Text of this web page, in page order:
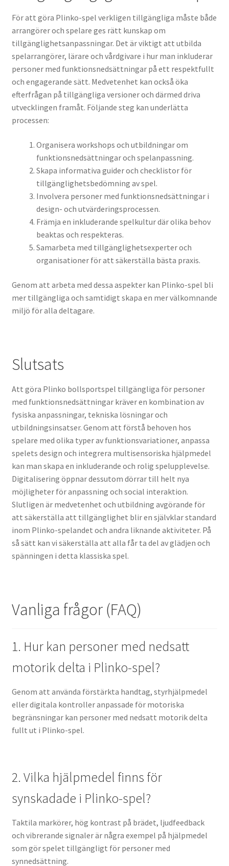
För att göra Plinko-spel verkligen tillgängliga måste både
arrangörer och spelare ges rätt kunskap om
tillgänglighetsanpassningar. Det är viktigt att utbilda
spelarrangörer, lärare och vårdgivare i hur man inkluderar
personer med funktionsnedsättningar på ett respektfullt
och engagerande sätt. Medvetenhet kan också öka
efterfrågan på tillgängliga versioner och därmed driva
utvecklingen framåt. Följande steg kan underlätta
processen:
Organisera workshops och utbildningar om
funktionsnedsättningar och spelanpassning.
Skapa informativa guider och checklistor för
tillgänglighetsbedömning av spel.
Involvera personer med funktionsnedsättningar i
design- och utvärderingsprocessen.
Främja en inkluderande spelkultur där olika behov
beaktas och respekteras.
Samarbeta med tillgänglighetsexperter och
organisationer för att säkerställa bästa praxis.
Genom att arbeta med dessa aspekter kan Plinko-spel bli
mer tillgängliga och samtidigt skapa en mer välkomnande
miljö för alla deltagare.
Slutsats
Att göra Plinko bollsportspel tillgängliga för personer
med funktionsnedsättningar kräver en kombination av
fysiska anpassningar, tekniska lösningar och
utbildningsinsatser. Genom att förstå behoven hos
spelare med olika typer av funktionsvariationer, anpassa
spelets design och integrera multisensoriska hjälpmedel
kan man skapa en inkluderande och rolig spelupplevelse.
Digitalisering öppnar dessutom dörrar till helt nya
möjligheter för anpassning och social interaktion.
Slutligen är medvetenhet och utbildning avgörande för
att säkerställa att tillgänglighet blir en självklar standard
inom Plinko-spelandet och andra liknande aktiviteter. På
så sätt kan vi säkerställa att alla får ta del av glädjen och
spänningen i detta klassiska spel.
Vanliga frågor (FAQ)
1. Hur kan personer med nedsatt
motorik delta i Plinko-spel?
Genom att använda förstärkta handtag, styrhjälpmedel
eller digitala kontroller anpassade för motoriska
begränsningar kan personer med nedsatt motorik delta
fullt ut i Plinko-spel.
2. Vilka hjälpmedel finns för
synskadade i Plinko-spel?
Taktila markörer, hög kontrast på brädet, ljudfeedback
och vibrerande signaler är några exempel på hjälpmedel
som gör spelet tillgängligt för personer med
synnedsättning.